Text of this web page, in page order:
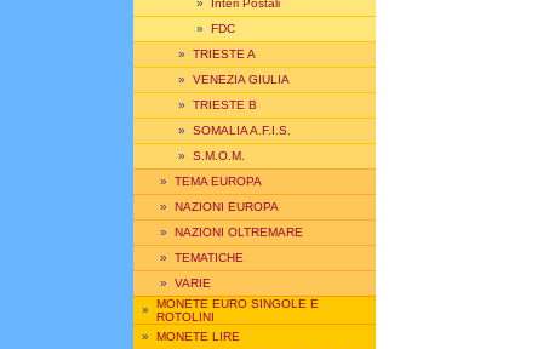
» Interi Postali
» FDC
» TRIESTE A
» VENEZIA GIULIA
» TRIESTE B
» SOMALIA A.F.I.S.
» S.M.O.M.
» TEMA EUROPA
» NAZIONI EUROPA
» NAZIONI OLTREMARE
» TEMATICHE
» VARIE
» MONETE EURO SINGOLE E
ROTOLINI
» MONETE LIRE